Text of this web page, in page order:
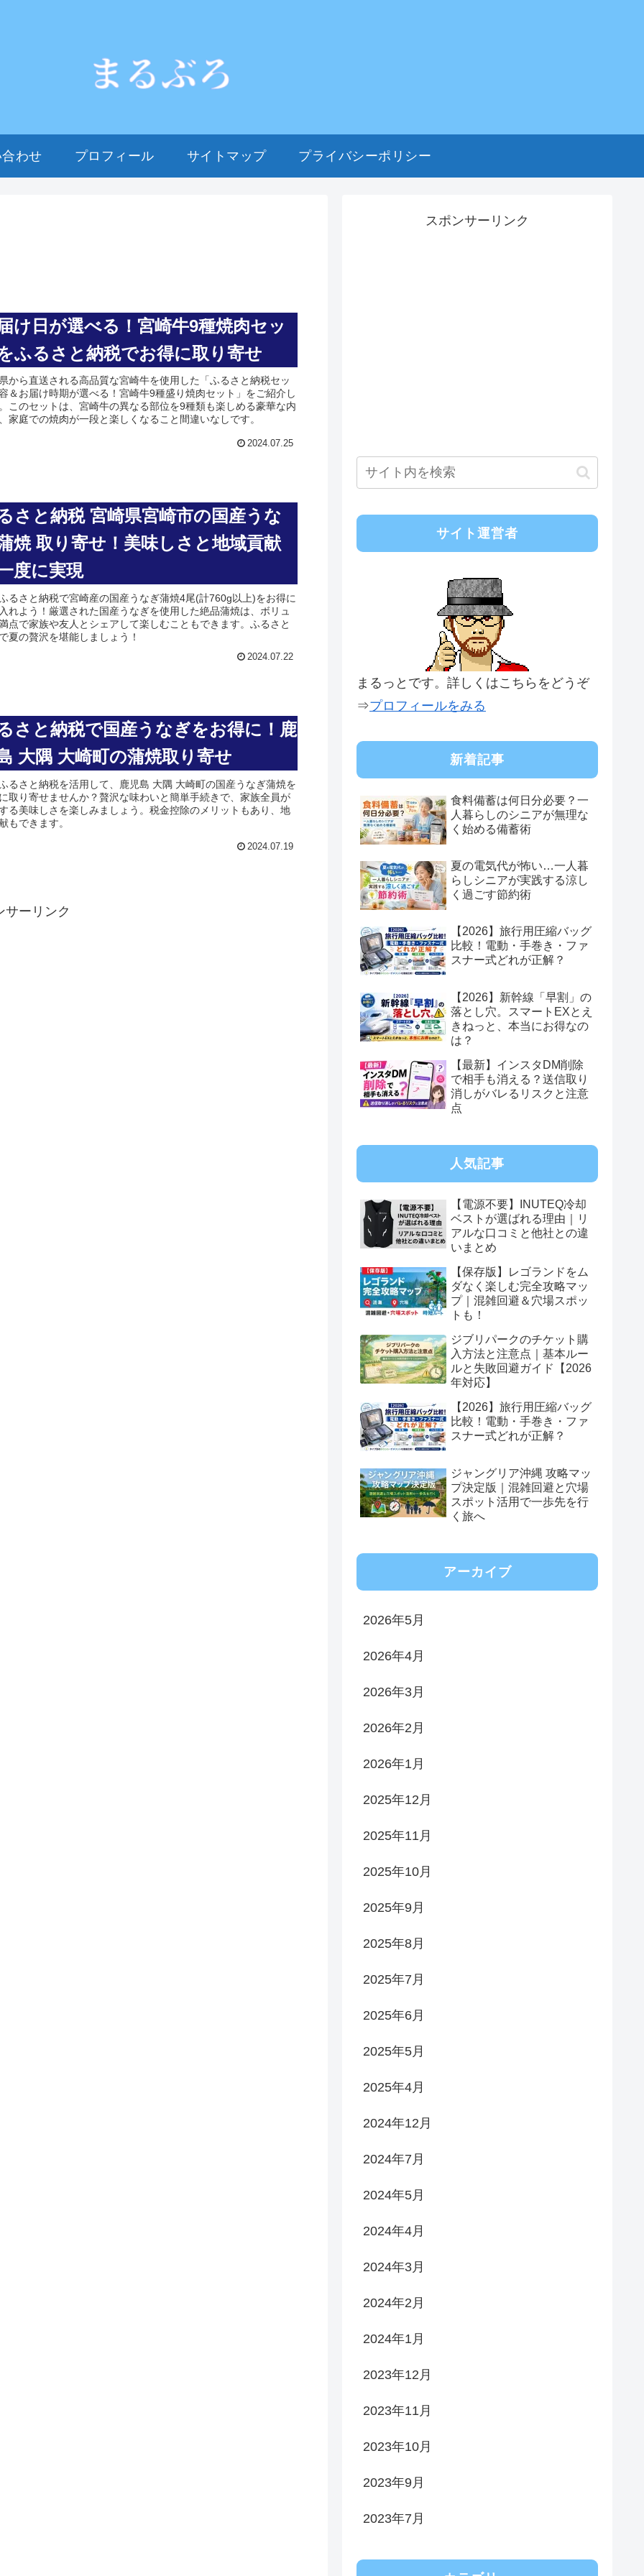
わせ プロフィール サイトマップ プライバシーポリシー
け日が選べる！宮崎牛9種焼肉セッ
ふるさと納税でお得に取り寄せ
から直送される高品質な宮崎牛を使用した「ふるさと納税セッ
＆お届け時期が選べる！宮崎牛9種盛り焼肉セット」をご紹介し
このセットは、宮崎牛の異なる部位を9種類も楽しめる豪華な内
家庭での焼肉が一段と楽しくなること間違いなしです。
2024.07.25
さと納税 宮崎県宮崎市の国産うな
焼 取り寄せ！美味しさと地域貢献
度に実現
るさと納税で宮崎産の国産うなぎ蒲焼4尾(計760g以上)をお得に
れよう！厳選された国産うなぎを使用した絶品蒲焼は、ボリュ
点で家族や友人とシェアして楽しむこともできます。ふるさと
夏の贅沢を堪能しましょう！
2024.07.22
さと納税で国産うなぎをお得に！鹿
大隅 大崎町の蒲焼取り寄せ
るさと納税を活用して、鹿児島 大隅 大崎町の国産うなぎ蒲焼を
取り寄せませんか？贅沢な味わいと簡単手続きで、家族全員が
る美味しさを楽しみましょう。税金控除のメリットもあり、地
もできます。
2024.07.19
サーリンク
スポンサーリンク
サイト運営者
まるっとです。詳しくはこちらをどうぞ
⇒プロフィールをみる
新着記事
食料備蓄は何日分必要？一
人暮らしのシニアが無理な
く始める備蓄術
夏の電気代が怖い…一人暮
らしシニアが実践する涼し
く過ごす節約術
【2026】旅行用圧縮バッグ
比較！電動・手巻き・ファ
スナー式どれが正解？
【2026】新幹線「早割」の
落とし穴。スマートEXとえ
きねっと、本当にお得なの
は？
【最新】インスタDM削除
で相手も消える？送信取り
消しがバレるリスクと注意
点
人気記事
【電源不要】INUTEQ冷却
ベストが選ばれる理由｜リ
アルな口コミと他社との違
いまとめ
【保存版】レゴランドをム
ダなく楽しむ完全攻略マッ
プ｜混雑回避＆穴場スポッ
トも！
ジブリパークのチケット購
入方法と注意点｜基本ルー
ルと失敗回避ガイド【2026
年対応】
【2026】旅行用圧縮バッグ
比較！電動・手巻き・ファ
スナー式どれが正解？
ジャングリア沖縄 攻略マッ
プ決定版｜混雑回避と穴場
スポット活用で一歩先を行
く旅へ
アーカイブ
2026年5月
2026年4月
2026年3月
2026年2月
2026年1月
2025年12月
2025年11月
2025年10月
2025年9月
2025年8月
2025年7月
2025年6月
2025年5月
2025年4月
2024年12月
2024年7月
2024年5月
2024年4月
2024年3月
2024年2月
2024年1月
2023年12月
2023年11月
2023年10月
2023年9月
2023年7月